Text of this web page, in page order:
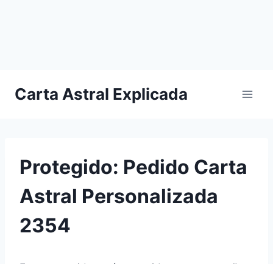
Carta Astral Explicada
Protegido: Pedido Carta
Astral Personalizada
2354